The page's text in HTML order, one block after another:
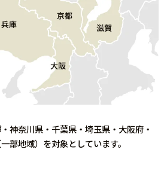
神奈川県・千葉県・埼玉県・大阪府・
部地域）を対象としています。